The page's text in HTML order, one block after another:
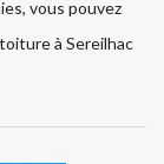
vous pouvez
à Sereilhac